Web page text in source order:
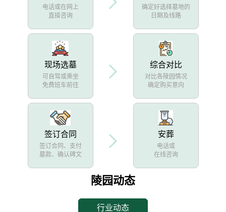
电话或在网上
直接咨询
确定好选择墓地的
日期及线路
现场选墓
可自驾或乘坐
免费班车前往
综合对比
对比各陵园情况
确定购买意向
签订合同
签订合同、支付
墓款、确认碑文
安葬
电话或
在线咨询
陵园动态
行业动态